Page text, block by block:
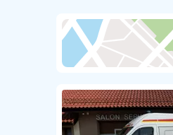
Maszyny budowlane
Przyczepy i naczepy
Części samochodowe
Pojazdy specjalistyczne
Sprzęt wodny